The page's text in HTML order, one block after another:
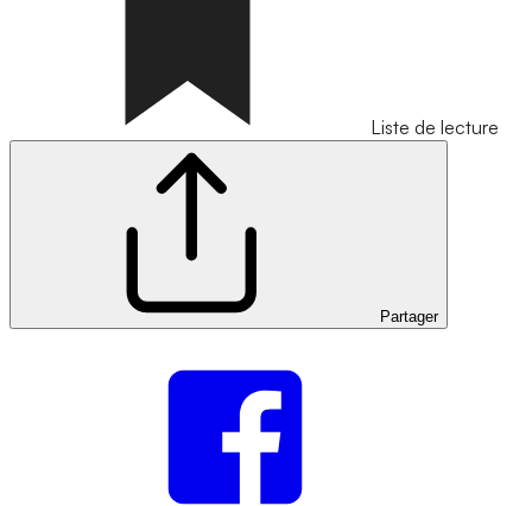
Liste de lecture
Partager